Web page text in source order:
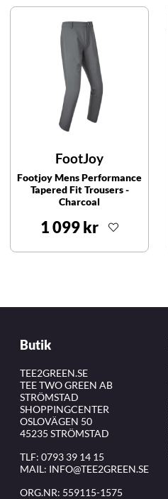
FootJoy
Footjoy Mens Performance
Tapered Fit Trousers -
Charcoal
1 099 kr
Butik
TEE2GREEN.SE
TEE TWO GREEN AB
STRÖMSTAD
SHOPPINGCENTER
OSLOVÄGEN 50
45235 STRÖMSTAD
TLF: 0793 39 14 15
MAIL: INFO@TEE2GREEN.SE
ORG.NR: 559115-1575